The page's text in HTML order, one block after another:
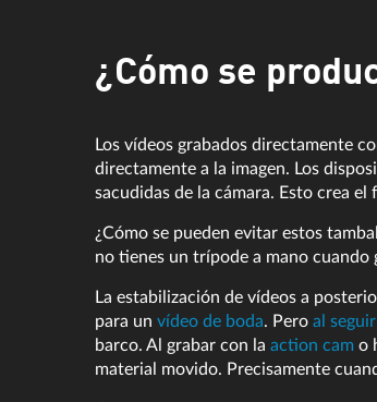
¿Cómo se
Los vídeos grabados directamente
directamente a la imagen. Los
sacudidas de la cámara. Esto crea
¿Cómo se pueden evitar estos
no tienes un trípode a mano cuando
La estabilización de vídeos a
para un vídeo de boda. Pero al
barco. Al grabar con la action cam o
material movido. Precisamente